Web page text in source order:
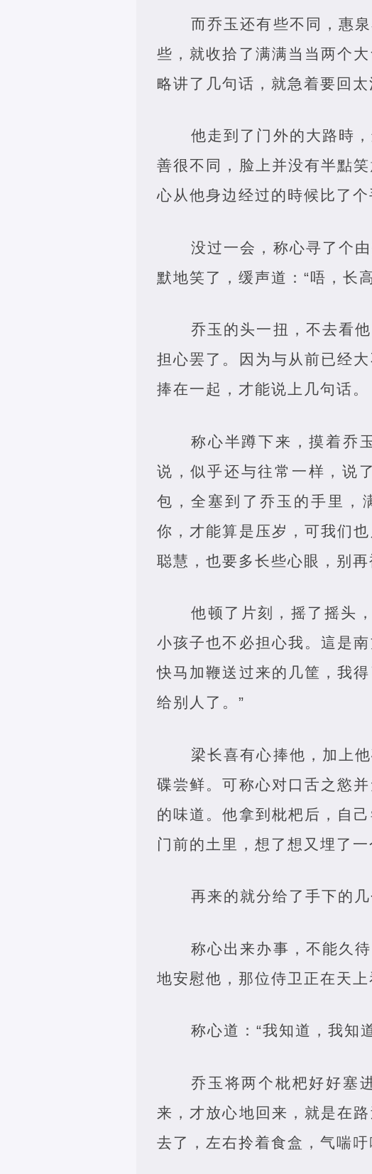
而乔玉还有些不同，惠
些，就收拾了满满当当两个
略讲了几句话，就急着要回
他走到了门外的大路時
善很不同，脸上并没有半點
心从他身边经过的時候比了
没过一会，称心寻了个
默地笑了，缓声道：“唔，长
乔玉的头一扭，不去看
担心罢了。因为与从前已经
捧在一起，才能说上几句话。
称心半蹲下来，摸着乔
说，似乎还与往常一样，说
包，全塞到了乔玉的手里，
你，才能算是压岁，可我们
聪慧，也要多长些心眼，别
他顿了片刻，摇了摇头
小孩子也不必担心我。這是
快马加鞭送过来的几筐，我
给别人了。”
梁长喜有心捧他，加上
碟尝鲜。可称心对口舌之慾
的味道。他拿到枇杷后，自
门前的土里，想了想又埋了
再来的就分给了手下的
称心出来办事，不能久
地安慰他，那位侍卫正在天
称心道：“我知道，我知
乔玉将两个枇杷好好塞
来，才放心地回来，就是在
去了，左右拎着食盒，气喘